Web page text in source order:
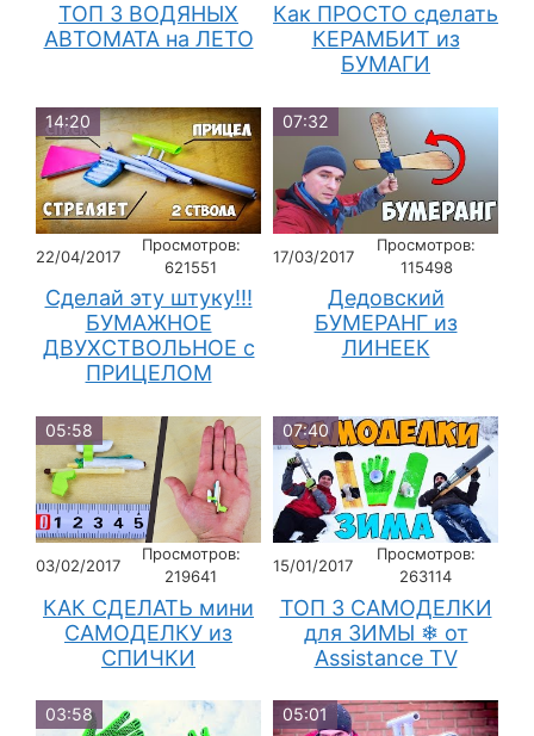
ТОП 3 ВОДЯНЫХ
АВТОМАТА на ЛЕТО
Как ПРОСТО сделать
КЕРАМБИТ из
БУМАГИ
14:20
22/04/2017
Просмотров:
621551
Сделай эту штуку!!!
БУМАЖНОЕ
ДВУХСТВОЛЬНОЕ с
ПРИЦЕЛОМ
07:32
17/03/2017
Просмотров:
115498
Дедовский
БУМЕРАНГ из
ЛИНЕЕК
05:58
03/02/2017
Просмотров:
219641
КАК СДЕЛАТЬ мини
САМОДЕЛКУ из
СПИЧКИ
07:40
15/01/2017
Просмотров:
263114
ТОП 3 САМОДЕЛКИ
для ЗИМЫ ❄ от
Assistance TV
03:58 05:01